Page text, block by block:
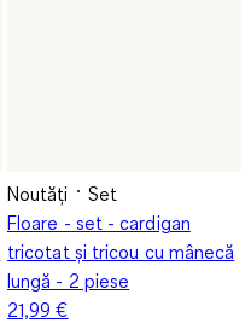
Noutăți
Set
Floare - set - cardigan
tricotat și tricou cu mânecă
lungă - 2 piese
21,99 €